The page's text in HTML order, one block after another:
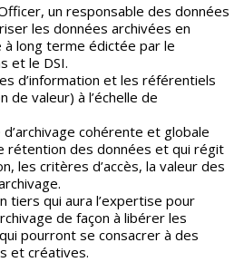
un responsable des données
les données archivées en
long terme édictée par le
et le DSI.
d’information et les référentiels
de valeur) à l’échelle de
cohérente et globale
rétention des données et qui régit
les critères d’accès, la valeur des
tiers qui aura l’expertise pour
de façon à libérer les
pourront se consacrer à des
et créatives.